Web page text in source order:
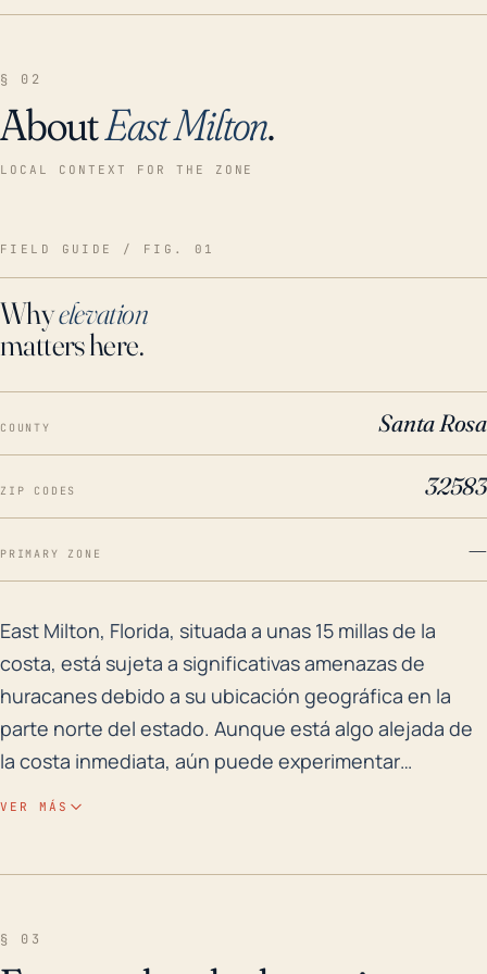
§ 02
AboutEast Milton.
LOCAL CONTEXT FOR THE ZONE
FIELD GUIDE / FIG. 01
Whyelevation
matters here.
COUNTY Santa Rosa
ZIP CODES 32583
PRIMARY ZONE —
East Milton, Florida, situada a unas 15 millas de la
East Milton, Florida, situada a unas 15 millas de la
costa, está sujeta a significativas amenazas de
huracanes debido a su ubicación geográfica en la
parte norte del estado. Aunque está algo alejada de
la costa inmediata, aún puede experimentar
poderosas marejadas ciclónicas, particularmente
VER MÁS
§ 03